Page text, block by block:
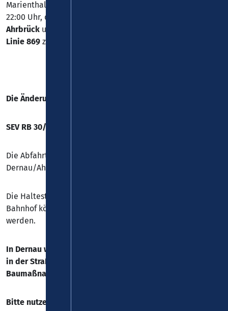
Marienthal wird Donnerstag, 09.10.2025, ab 08:00 Uhr bis
22:00 Uhr, der
Ahrbrück umgeleitet. Es kommt zu Änderungen auf der
Linie 869 zwischen Mayschoß und Marienthal.
Die Änderungen im Einzelnen:
SEV RB 30/RB 39
Die Abfahrten nach 08:00 Uhr ab Ahrweiler und
Dernau/Ahrbrück werden großräumig umgeleitet.
Die Haltestellen ab Ahrweiler Marktbahnhof bis Dernau
Bahnhof können in beiden Richtungen nicht angefahren
werden.
In Dernau wird die für den SEV geplante Ersatzhaltestelle
in der Straße Steinbergsmühle aufgrund einer weiteren
Baumaßnahme nicht angefahren.
Bitte nutzen Sie die Haltestelle "Dernau, Gewerbegebiet".